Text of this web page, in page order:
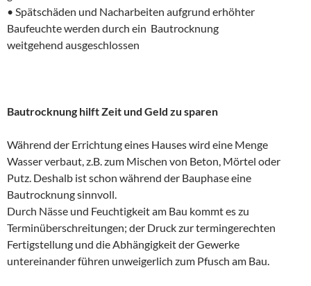
• Spätschäden und Nacharbeiten aufgrund erhöhter
Baufeuchte werden durch ein Bautrocknung
weitgehend ausgeschlossen
Bautrocknung hilft Zeit und Geld zu sparen
Während der Errichtung eines Hauses wird eine Menge
Wasser verbaut, z.B. zum Mischen von Beton, Mörtel oder
Putz. Deshalb ist schon während der Bauphase eine
Bautrocknung sinnvoll.
Durch Nässe und Feuchtigkeit am Bau kommt es zu
Terminüberschreitungen; der Druck zur termingerechten
Fertigstellung und die Abhängigkeit der Gewerke
untereinander führen unweigerlich zum Pfusch am Bau.